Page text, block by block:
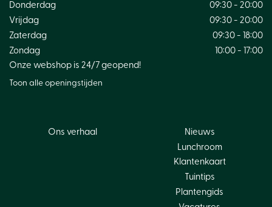
Donderdag
09:30 - 20:00
Vrijdag
09:30 - 20:00
Zaterdag
09:30 - 18:00
Zondag
10:00 - 17:00
Onze webshop is 24/7 geopend!
Toon alle openingstijden
Ons verhaal
Nieuws
Lunchroom
Klantenkaart
Tuintips
Plantengids